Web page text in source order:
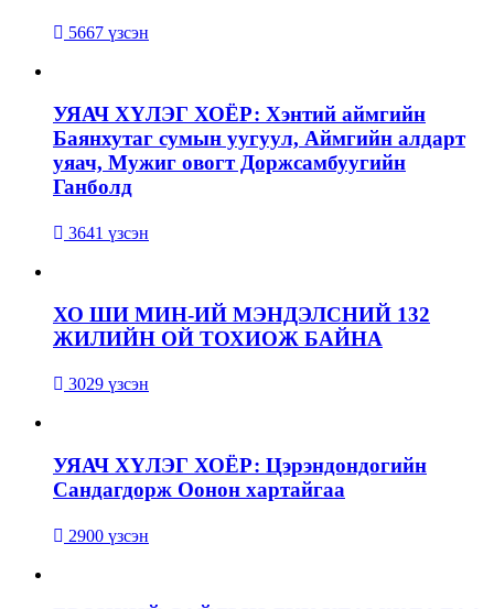
5667 үзсэн
УЯАЧ ХҮЛЭГ ХОЁР: Хэнтий аймгийн
Баянхутаг сумын уугуул, Аймгийн алдарт
уяач, Мужиг овогт Доржсамбуугийн
Ганболд
3641 үзсэн
ХО ШИ МИН-ИЙ МЭНДЭЛСНИЙ 132
ЖИЛИЙН ОЙ ТОХИОЖ БАЙНА
3029 үзсэн
УЯАЧ ХҮЛЭГ ХОЁР: Цэрэндондогийн
Сандагдорж Оонон хартайгаа
2900 үзсэн